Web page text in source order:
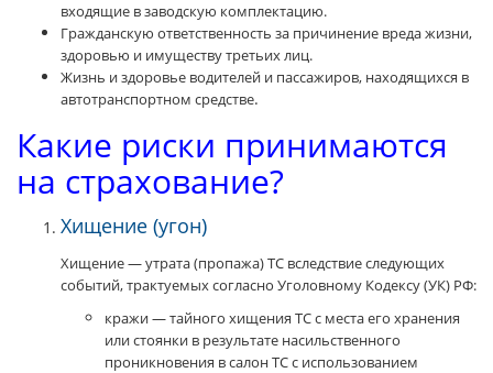
входящие в заводскую комплектацию.
Гражданскую ответственность за причинение вреда жизни,
здоровью и имуществу третьих лиц.
Жизнь и здоровье водителей и пассажиров, находящихся в
автотранспортном средстве.
Какие риски принимаются
на страхование?
Хищение (угон)
Хищение — утрата (пропажа) ТС вследствие следующих
событий, трактуемых согласно Уголовному Кодексу (УК) РФ:
кражи — тайного хищения ТС с места его хранения
или стоянки в результате насильственного
проникновения в салон ТС с использованием